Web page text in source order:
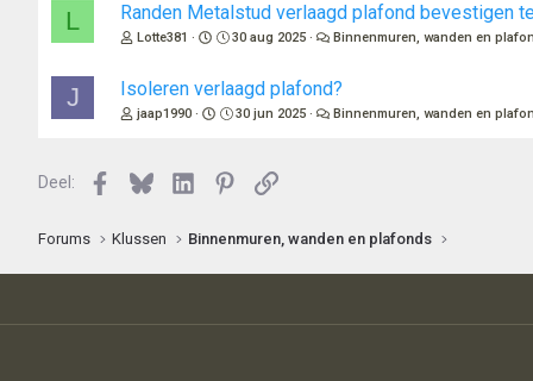
L Randen Metalstud verlaagd plafond bevestigen
Lotte381 30 aug 2025 Binnenmuren, wanden en
J Isoleren verlaagd plafond?
jaap1990 30 jun 2025 Binnenmuren, wanden en
Deel: Facebook
BlueskyLinkedInPinterest
Link
Forums Klussen Binnenmuren, wanden en plafonds